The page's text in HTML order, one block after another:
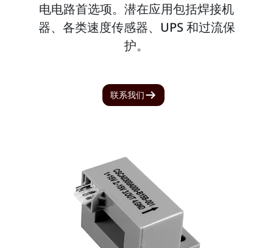
电电路首选项。潜在应用包括焊接机
器、各类速度传感器、UPS 和过流保
护。
联系我们